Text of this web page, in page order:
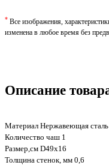
* Все изображения,
изменена в любое время без
Описание
Материал Нержавеющая сталь
Количество чаш 1
Размер,см D49х16
Толщина стенок, мм 0,6